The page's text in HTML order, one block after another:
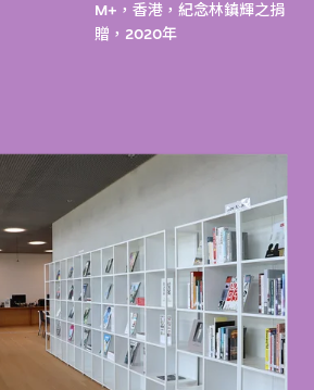
M+，香港，紀念林鎮輝之捐
贈，2020年